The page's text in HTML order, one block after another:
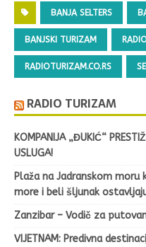
BANJA SELTERS
BANJSKI TURIZAM
RADIOTURIZAM.CO.RS
RADIO TURIZAM
KOMPANIJA „ĐUKIĆ“
USLUGA!
Plaža na Jadranskom moru
more i beli šljunak
Zanzibar – Vodič za
VIJETNAM: Predivna